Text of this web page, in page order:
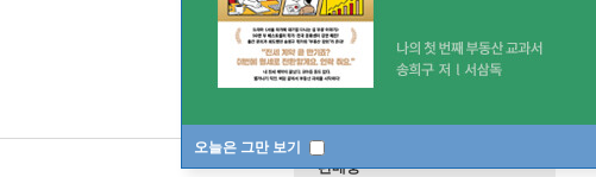
오늘은 그만 보기
판매중